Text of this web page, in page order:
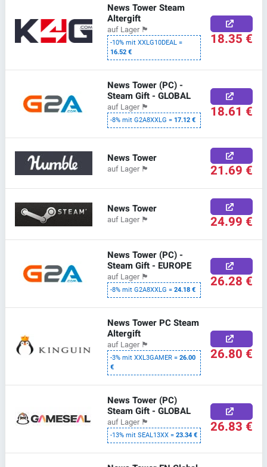
News Tower Steam
Altergift
auf Lager 🏴
-10% mit XXLG10DEAL =
16.52 €
18.35 €
News Tower (PC) -
Steam Gift - GLOBAL
auf Lager 🏴
-8% mit G2A8XXLG =17.12 € 18.61 €
News Tower
auf Lager 🏴 21.69 €
News Tower
auf Lager 🏴 24.99 €
News Tower (PC) -
Steam Gift - EUROPE
auf Lager 🏴
-8% mit G2A8XXLG =24.18 € 26.28 €
News Tower PC Steam
Altergift
auf Lager 🏴
-3% mit XXL3GAMER =26.00
€
26.80 €
News Tower (PC)
Steam Gift - GLOBAL
auf Lager 🏴
-13% mit SEAL13XX =23.34 € 26.83 €